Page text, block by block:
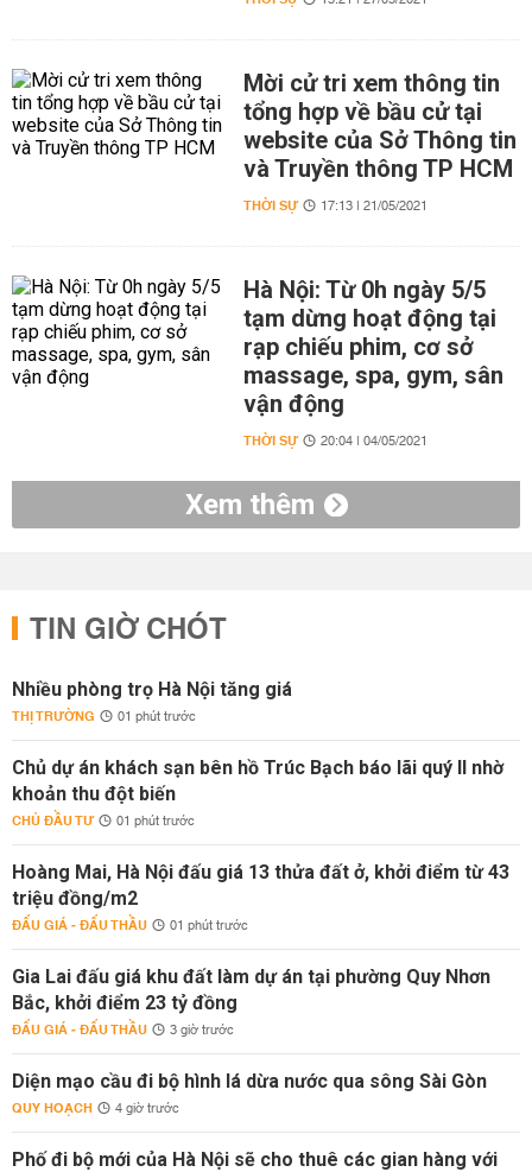
Mời cử tri xem thông tin
tổng hợp về bầu cử tại
website của Sở Thông tin
và Truyền thông TP HCM
THỜI SỰ 17:13 | 21/05/2021
Hà Nội: Từ 0h ngày 5/5
tạm dừng hoạt động tại
rạp chiếu phim, cơ sở
massage, spa, gym, sân
vận động
THỜI SỰ 20:04 | 04/05/2021
Xem thêm
TIN GIỜ CHÓT
Nhiều phòng trọ Hà Nội tăng giá
THỊ TRƯỜNG 01 phút trước
Chủ dự án khách sạn bên hồ Trúc Bạch báo lãi quý II nhờ
khoản thu đột biến
CHỦ ĐẦU TƯ 01 phút trước
Hoàng Mai, Hà Nội đấu giá 13 thửa đất ở, khởi điểm từ 43
triệu đồng/m2
ĐẤU GIÁ - ĐẤU THẦU 01 phút trước
Gia Lai đấu giá khu đất làm dự án tại phường Quy Nhơn
Bắc, khởi điểm 23 tỷ đồng
ĐẤU GIÁ - ĐẤU THẦU 3 giờ trước
Diện mạo cầu đi bộ hình lá dừa nước qua sông Sài Gòn
QUY HOẠCH 4 giờ trước
Phố đi bộ mới của Hà Nội sẽ cho thuê các gian hàng với